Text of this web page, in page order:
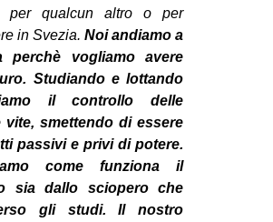
per qualcun altro o per
in Svezia. Noi andiamo a
perchè vogliamo avere
Studiando e lottando
il controllo delle
vite, smettendo di essere
passivi e privi di potere.
come funziona il
sia dallo sciopero che
gli studi. Il nostro